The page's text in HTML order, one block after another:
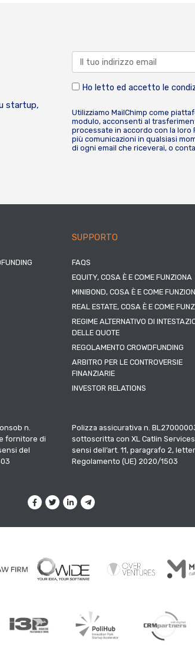
startup,
Ho letto ed accetto le
Utilizziamo MailChimp come
modulo, acconsenti al
processate in accordo con la loro
più comunicazioni in qualsiasi
di ogni email che riceverai, o
SUPPORTO
FAQS
EQUITY, COSA È E COME FUNZIONA
MINIBOND, COSA È E COME
REAL ESTATE, COSA È E COME
REGIME ALTERNATIVO DI
DELLE QUOTE
REGOLAMENTO CROWDFUNDING
ARBITRO PER LE CONTROVERSIE
FINANZIARIE
INVESTOR RELATIONS
n.
fornitore di
del
Polizza assicurativa n.
sottoscritta con XL Catlin Services
sensi dell’art. 11, paragrafo 2,
Regolamento (UE) 2020/1503